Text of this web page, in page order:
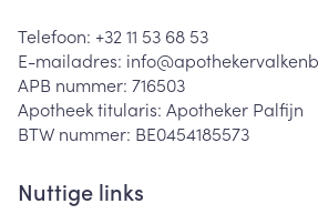
Telefoon: +32 11 53 68 53
E-mailadres: info@
APB nummer: 716503
Apotheek titularis: Apotheker Palfijn
BTW nummer: BE0454185573
Nuttige links